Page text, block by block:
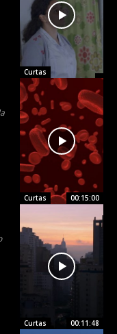
Curtas
Curtas 00:15:00
Curtas 00:11:48